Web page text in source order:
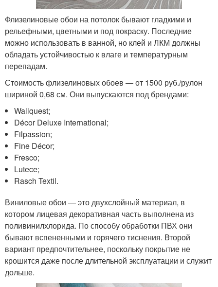
Флизелиновые обои на потолок бывают гладкими и
рельефными, цветными и под покраску. Последние
можно использовать в ванной, но клей и ЛКМ должны
обладать устойчивостью к влаге и температурным
перепадам.
Стоимость флизелиновых обоев — от 1500 руб./рулон
шириной 0,68 см. Они выпускаются под брендами:
Wallquest;
Décor Deluxe International;
Filpassion;
Fine Décor;
Fresco;
Lutece;
Rasch Textil.
Виниловые обои — это двухслойный материал, в
котором лицевая декоративная часть выполнена из
поливинилхлорида. По способу обработки ПВХ они
бывают вспененными и горячего тиснения. Второй
вариант предпочтительнее, поскольку покрытие не
крошится даже после длительной эксплуатации и служит
дольше.